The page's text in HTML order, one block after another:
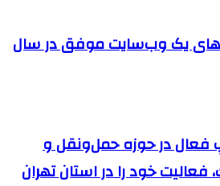
یک وب‌سایت موفق در سال
فعال در حوزه حمل‌ونقل و
خود را در استان تهران